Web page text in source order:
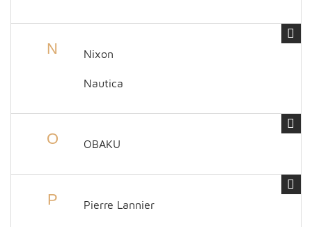
N Nixon
Nautica
O OBAKU
P Pierre Lannier